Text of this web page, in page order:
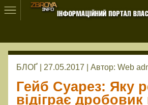
БЛОҐ | 27.05.2017 | Автор: Web
Гeйб Cуapeз: Яку
відіграє дробовик